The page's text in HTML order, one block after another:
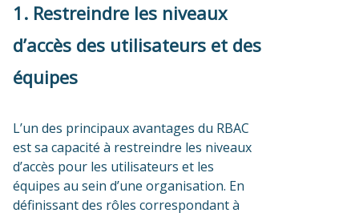
1. Restreindre les niveaux
d’accès des utilisateurs et des
équipes
L’un des principaux avantages du RBAC
est sa capacité à restreindre les niveaux
d’accès pour les utilisateurs et les
équipes au sein d’une organisation. En
définissant des rôles correspondant à